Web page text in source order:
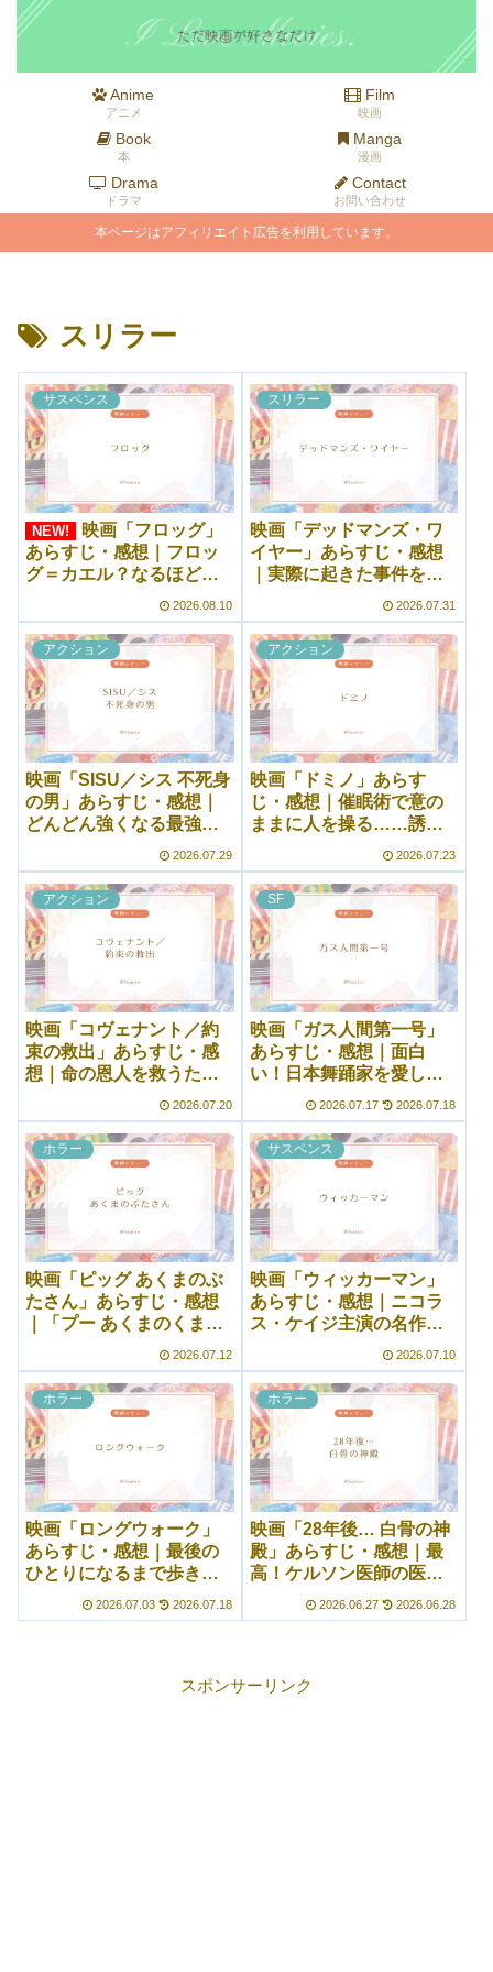
Anime
アニメ
Film
映画
Book
本
Manga
漫画
Drama
ドラマ
Contact
お問い合わせ
本ページはアフィリエイト広告を利用しています。
スリラー
サスペンス
NEW!
映画「フロッグ」
あらすじ・感想｜フロッ
グ＝カエル？なるほど新
しいタイプのサスペンス
映画だった
2026.08.10
スリラー
映画「デッドマンズ・ワ
イヤー」あらすじ・感想
｜実際に起きた事件を基
にしたクライム・スリラ
ー映画
2026.07.31
アクション
映画「SISU／シス 不死身
の男」あらすじ・感想｜
どんどん強くなる最強お
じいちゃんの復讐譚
2026.07.29
アクション
映画「ドミノ」あらす
じ・感想｜催眠術で意の
ままに人を操る……誘拐
されたはずの娘は生きて
いるはず！
2026.07.23
アクション
映画「コヴェナント／約
束の救出」あらすじ・感
想｜命の恩人を救うため
再びアフガニスタンに戻
る……
2026.07.20
SF
映画「ガス人間第一号」
あらすじ・感想｜面白
い！日本舞踊家を愛した
ガス人間の結末から目が
離せない
2026.07.17 2026.07.18
ホラー
映画「ピッグ あくまのぶ
たさん」あらすじ・感想
｜「プー あくまのくまさ
ん」のスピンオフかと思
いきや
2026.07.12
サスペンス
映画「ウィッカーマン」
あらすじ・感想｜ニコラ
ス・ケイジ主演の名作リ
メイク！オリジナル未履
修で鑑賞
2026.07.10
ホラー
映画「ロングウォーク」
あらすじ・感想｜最後の
ひとりになるまで歩き続
ける……終わりが見えな
い地獄
2026.07.03 2026.07.18
ホラー
映画「28年後… 白骨の神
殿」あらすじ・感想｜最
高！ケルソン医師の医者
としての使命感に感動す
る
2026.06.27 2026.06.28
スポンサーリンク